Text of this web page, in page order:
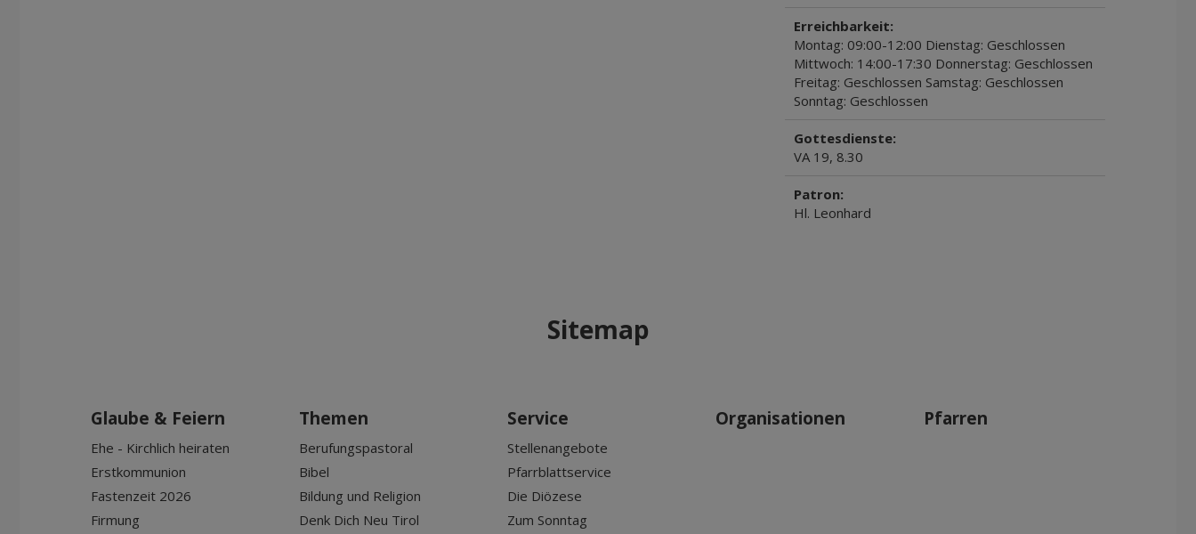
Erreichbarkeit:
Montag: 09:00-12:00 Dienstag: Geschlossen
Mittwoch: 14:00-17:30 Donnerstag: Geschlossen
Freitag: Geschlossen Samstag: Geschlossen
Sonntag: Geschlossen
Gottesdienste:
VA 19, 8.30
Patron:
Hl. Leonhard
Sitemap
Glaube & Feiern
Ehe - Kirchlich heiraten
Erstkommunion
Fastenzeit 2026
Firmung
Themen
Berufungspastoral
Bibel
Bildung und Religion
Denk Dich Neu Tirol
Service
Stellenangebote
Pfarrblattservice
Die Diözese
Zum Sonntag
Organisationen Pfarren